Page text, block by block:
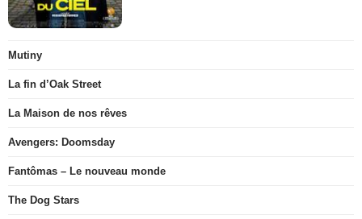
Mutiny
La fin d’Oak Street
La Maison de nos rêves
Avengers: Doomsday
Fantômas – Le nouveau monde
The Dog Stars